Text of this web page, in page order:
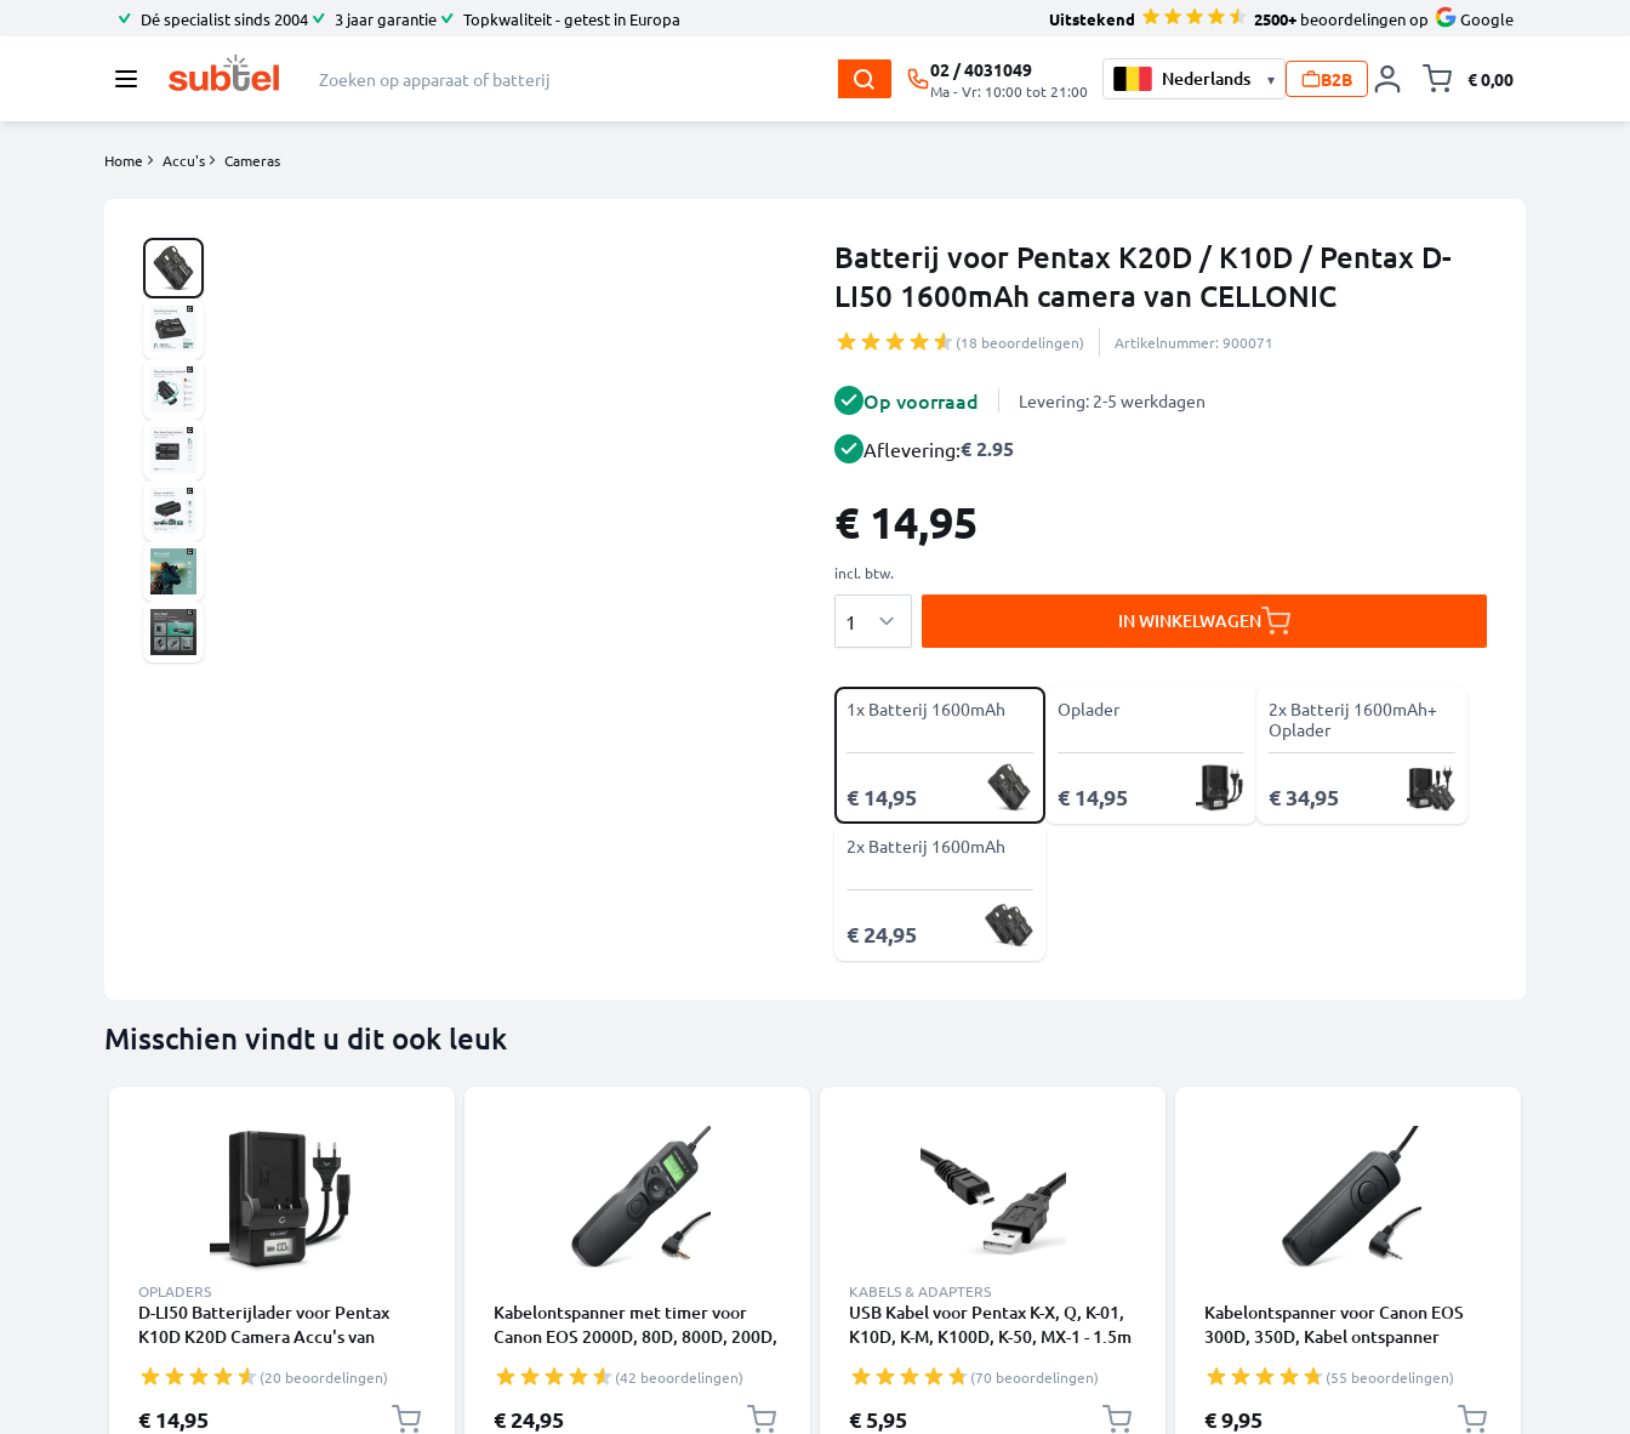
Dé specialist sinds 2004 3 jaar garantie Topkwaliteit - getest in Europa Uitstekend 2500+ beoordelingen op Google
02 / 4031049
Ma - Vr: 10:00 tot 21:00
▾ B2B € 0,00
Home Accu's Cameras
Batterij voor Pentax K20D / K10D / Pentax D-
LI50 1600mAh camera van CELLONIC
(18 beoordelingen) Artikelnummer: 900071
Op voorraad Levering: 2-5 werkdagen
Aflevering:€ 2.95
€ 14,95
incl. btw.
IN WINKELWAGEN
1x Batterij 1600mAh
€ 14,95
Oplader
€ 14,95
2x Batterij 1600mAh+
Oplader
€ 34,95
2x Batterij 1600mAh
€ 24,95
Misschien vindt u dit ook leuk
OPLADERS
D-LI50 Batterijlader voor Pentax
K10D K20D Camera Accu's van
(20 beoordelingen)
€ 14,95
Kabelontspanner met timer voor
Canon EOS 2000D, 80D, 800D, 200D,
ontspanner intervalometer Camera
Afstandsbediening van subtel
(42 beoordelingen)
€ 24,95
KABELS & ADAPTERS
USB Kabel voor Pentax K-X, Q, K-01,
K10D, K-M, K100D, K-50, MX-1 - 1.5m
Oplaadkabel Camera foto PVC
Datakabel zwart
(70 beoordelingen)
€ 5,95
Kabelontspanner voor Canon EOS
300D, 350D, Kabel ontspanner
CELLONIC
(55 beoordelingen)
€ 9,95